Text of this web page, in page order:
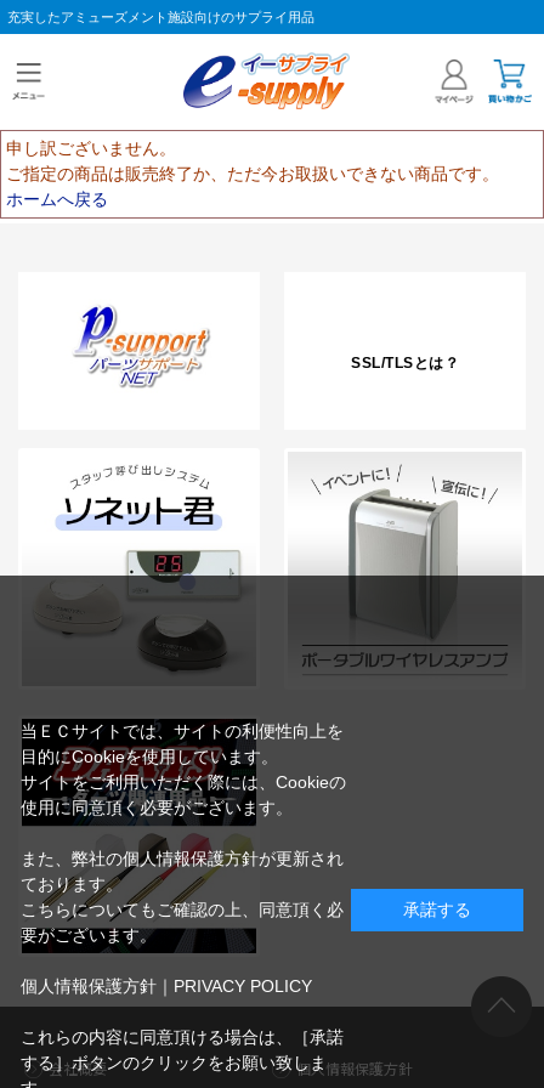
充実したアミューズメント施設向けのサプライ用品
申し訳ございません。
ご指定の商品は販売終了か、ただ今お取扱いできない商品です。
ホームへ戻る
SSL/TLSとは？
会社概要 個人情報保護方針
当ＥＣサイトでは、サイトの利便性向上を
目的にCookieを使用しています。
サイトをご利用いただく際には、Cookieの
使用に同意頂く必要がございます。
また、弊社の個人情報保護方針が更新され
ております。
こちらについてもご確認の上、同意頂く必
要がございます。
個人情報保護方針｜PRIVACY POLICY
これらの内容に同意頂ける場合は、［承諾
する］ボタンのクリックをお願い致しま
承諾する